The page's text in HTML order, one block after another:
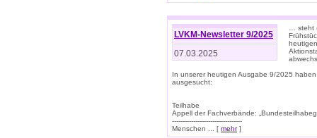
LVKM-Newsletter 9/2025
07.03.2025
… steht
In unserer heutigen Ausgabe 9/2025
ausgesucht:
Teilhabe
Appell der Fachverbände:
---------------------------------
Menschen ... [ mehr]